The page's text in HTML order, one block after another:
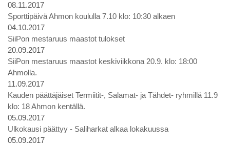
08.11.2017
Sporttipäivä Ahmon koululla 7.10 klo: 10:30 alkaen
04.10.2017
SiiPon mestaruus maastot tulokset
20.09.2017
SiiPon mestaruus maastot keskiviikkona 20.9. klo: 18:00
Ahmolla.
11.09.2017
Kauden päättäjäiset Termiitit-, Salamat- ja Tähdet- ryhmillä 11.9
klo: 18 Ahmon kentällä.
05.09.2017
Ulkokausi päättyy - Saliharkat alkaa lokakuussa
05.09.2017